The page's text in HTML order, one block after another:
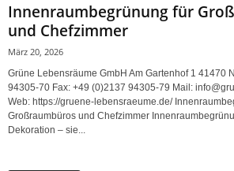
Innenraumbegrünung für
und Chefzimmer
März 20, 2026
Grüne Lebensräume GmbH Am Gartenhof 1 41470
94305-70 Fax: +49 (0)2137 94305-79 Mail:
Web: https://gruene-lebensraeume.de/
Großraumbüros und Chefzimmer
Dekoration – sie...